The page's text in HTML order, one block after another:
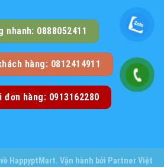
nhanh: 0888052411
hàng: 0812414911
đơn hàng: 0913162280
HappyptMart. Vận hành bởi Partner Việt